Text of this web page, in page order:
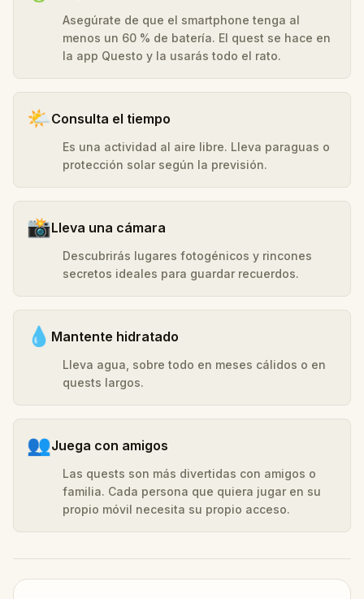
Asegúrate de que el smartphone tenga al
menos un 60 % de batería. El quest se hace en
la app Questo y la usarás todo el rato.
🌤️Consulta el tiempo
Es una actividad al aire libre. Lleva paraguas o
protección solar según la previsión.
📸Lleva una cámara
Descubrirás lugares fotogénicos y rincones
secretos ideales para guardar recuerdos.
💧 Mantente hidratado
Lleva agua, sobre todo en meses cálidos o en
quests largos.
👥Juega con amigos
Las quests son más divertidas con amigos o
familia. Cada persona que quiera jugar en su
propio móvil necesita su propio acceso.